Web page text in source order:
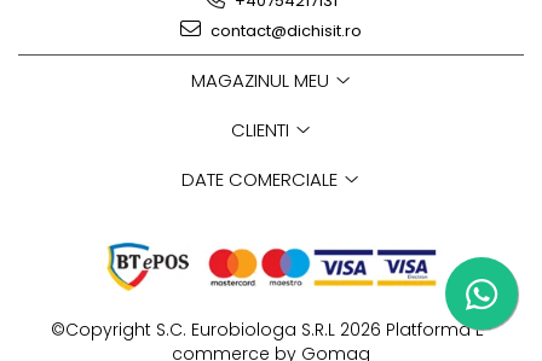
contact@dichisit.ro
MAGAZINUL MEU
CLIENTI
DATE COMERCIALE
©Copyright S.C. Eurobiologa S.R.L 2026 Platforma E-
commerce by Gomag